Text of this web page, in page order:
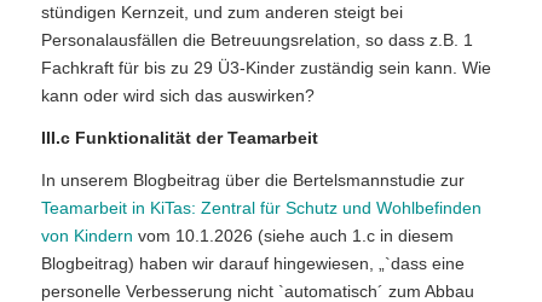
stündigen Kernzeit, und zum anderen steigt bei
Personalausfällen die Betreuungsrelation, so dass z.B. 1
Fachkraft für bis zu 29 Ü3-Kinder zuständig sein kann. Wie
kann oder wird sich das auswirken?
III.c Funktionalität der Teamarbeit
In unserem Blogbeitrag über die Bertelsmannstudie zur
Teamarbeit in KiTas: Zentral für Schutz und Wohlbefinden
von Kindern vom 10.1.2026 (siehe auch 1.c in diesem
Blogbeitrag) haben wir darauf hingewiesen, „`dass eine
personelle Verbesserung nicht `automatisch´ zum Abbau